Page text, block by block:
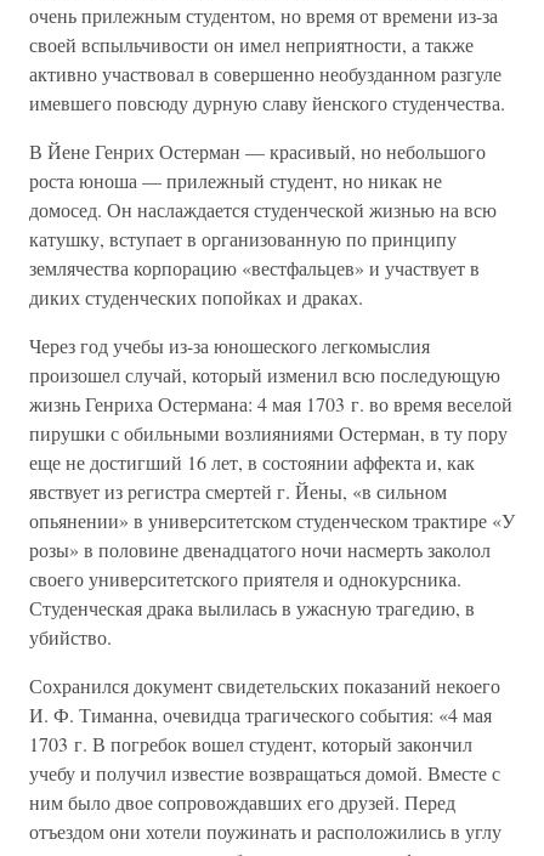
очень прилежным студентом, но время от времени из-за
своей вспыльчивости он имел неприятности, а также
активно участвовал в совершенно необузданном разгуле
имевшего повсюду дурную славу йенского студенчества.
В Йене Генрих Остерман — красивый, но небольшого
роста юноша — прилежный студент, но никак не
домосед. Он наслаждается студенческой жизнью на всю
катушку, вступает в организованную по принципу
землячества корпорацию «вестфальцев» и участвует в
диких студенческих попойках и драках.
Через год учебы из-за юношеского легкомыслия
произошел случай, который изменил всю последующую
жизнь Генриха Остермана: 4 мая 1703 г. во время веселой
пирушки с обильными возлияниями Остерман, в ту пору
еще не достигший 16 лет, в состоянии аффекта и, как
явствует из регистра смертей г. Йены, «в сильном
опьянении» в университетском студенческом трактире «У
розы» в половине двенадцатого ночи насмерть заколол
своего университетского приятеля и однокурсника.
Студенческая драка вылилась в ужасную трагедию, в
убийство.
Сохранился документ свидетельских показаний некоего
И. Ф. Тиманна, очевидца трагического события: «4 мая
1703 г. В погребок вошел студент, который закончил
учебу и получил известие возвращаться домой. Вместе с
ним было двое сопровождавших его друзей. Перед
отъездом они хотели поужинать и расположились в углу